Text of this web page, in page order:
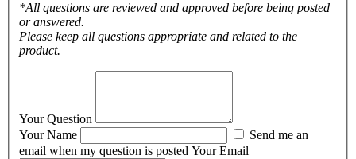
*All questions are reviewed and approved before being posted
or answered.
Please keep all questions appropriate and related to the
product.
Your Question
Your Name
email when my question is posted Your Email